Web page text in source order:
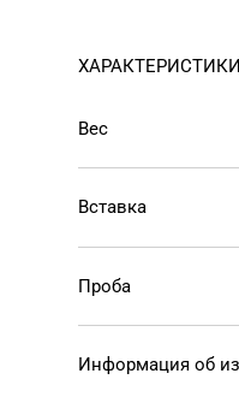
ХАРАКТЕРИСТИКИ
Вес
Вставка
Проба
Информация об